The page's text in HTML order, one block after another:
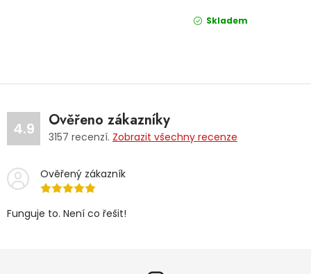
Skladem
4.9 Ověřeno zákazníky
3157 recenzí. Zobrazit všechny recenze
Ověřený zákazník
Funguje to. Není co řešit!